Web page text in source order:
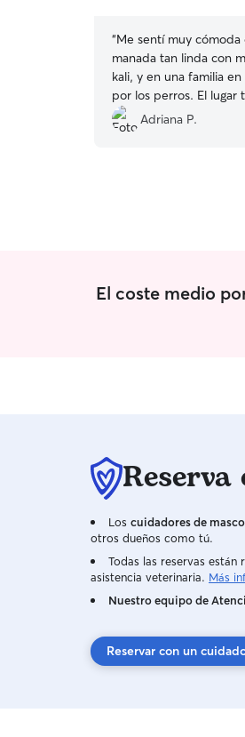
“Me sentí muy
manada tan linda con
kali, y en una familia
por los perros. El lugar
campo y con mucho
Adriana P.
El coste medio
Los cuidadores de
otros dueños como tú.
Todas las reservas
asistencia veterinaria. Más
Nuestro equipo de
Reservar con un